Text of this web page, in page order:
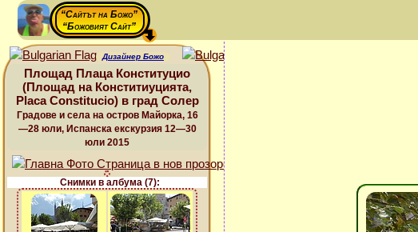
“Сайтът на Божо”
“Божовият Сайт”
Дизайнер Божо
Площад Плаца Конституцио
(Площад на Конститиуцията,
Placa Constitucio) в град Солер
Градове и села на остров Майорка, 16
—28 юли, Испанска екскурзия 12—30
юли 2015
Снимки в албума (7):